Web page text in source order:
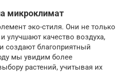
микроклимат
эко-стиля. Они не только
улучшают качество воздуха,
создают благоприятный
мы увидим более
растений, учитывая их